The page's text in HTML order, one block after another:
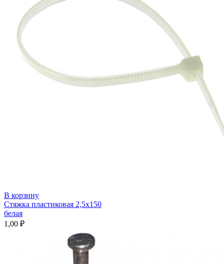
В корзину
Стяжка пластиковая 2,5х150
белая
1,00 ₽